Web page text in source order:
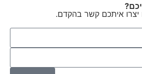
יצרו איתכם קשר בהקדם.